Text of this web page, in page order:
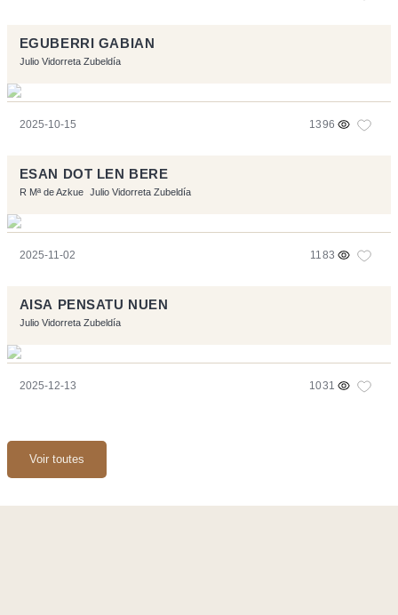
EGUBERRI GABIAN
Julio Vidorreta Zubeldía
2025-10-15 1396
ESAN DOT LEN BERE
R Mª de Azkue Julio Vidorreta Zubeldía
2025-11-02 1183
AISA PENSATU NUEN
Julio Vidorreta Zubeldía
2025-12-13 1031
Voir toutes